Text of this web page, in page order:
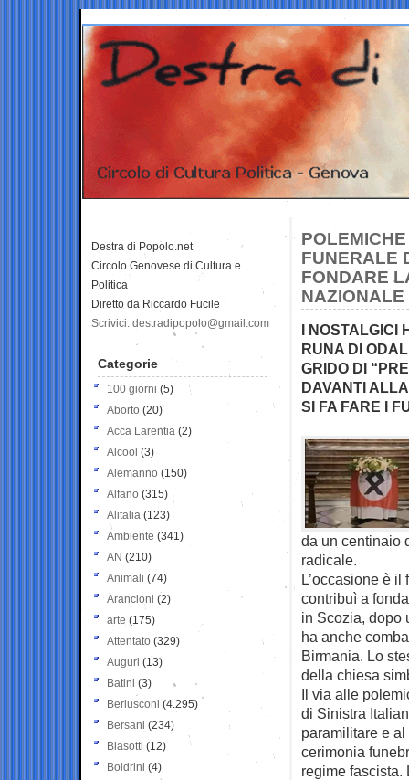
FUNERALE
FONDARE
NAZIONALE
I NOSTALGICI
RUNA DI
GRIDO DI
DAVANTI
SI FA FARE I
da un centinaio
radicale.
L’occasione è il
contribuì a
in Scozia, dopo
ha anche
Birmania. Lo
della chiesa
Il via alle
di Sinistra
paramilitare e al
cerimonia
regime fascista.
Destra di Popolo.net
Circolo Genovese di Cultura e
Politica
Diretto da Riccardo Fucile
Scrivici: destradipopolo@gmail.com
Categorie
100 giorni (5)
Aborto (20)
Acca Larentia (2)
Alcool (3)
Alemanno (150)
Alfano (315)
Alitalia (123)
Ambiente (341)
AN (210)
Animali (74)
Arancioni (2)
arte (175)
Attentato (329)
Auguri (13)
Batini (3)
Berlusconi (4.295)
Bersani (234)
Biasotti (12)
Boldrini (4)